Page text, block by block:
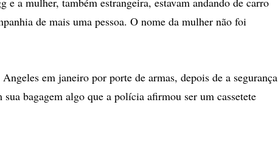
de mais uma pessoa. O nome da mulher não foi
em janeiro por porte de armas, depois de a segurança
bagagem algo que a polícia afirmou ser um cassetete